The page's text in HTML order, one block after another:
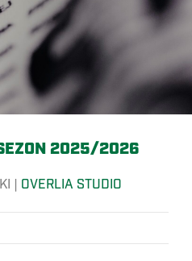
2025/2026
| OVERLIA STUDIO